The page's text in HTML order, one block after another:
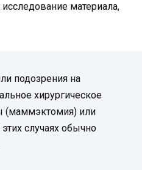
материала,
подозрения на
хирургическое
(маммэктомия) или
случаях обычно